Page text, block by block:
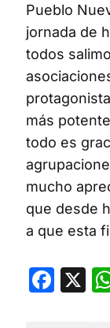
Pueblo
jornada de
todos
más
todo es
mucho
que desde
a que esta
X